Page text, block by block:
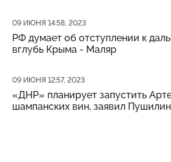
Дата публикации
09 ИЮНЯ 14:58, 2023
РФ думает об отступлении к
вглубь Крыма - Маляр
Дата публикации
09 ИЮНЯ 12:57, 2023
«ДНР» планирует запустить
шампанских вин, заявил Пушилин